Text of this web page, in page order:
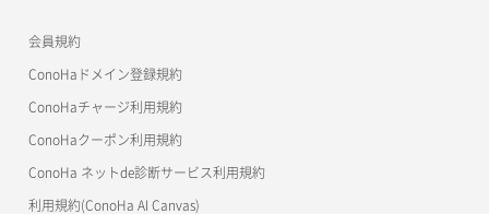
サーバープラン詳細取得
サーバーメタデータ取得
サーバーメタデータ更新（ネームタグ変更）
サーバー一覧取得
ネットワーク一覧取得
ネットワーク作成（ローカルネットワーク用）
ネットワーク削除（ローカルネットワーク用）
ネットワーク詳細取得
メンバー追加
リスナー作成
リスナー削除
コンテナ削除
ラージオブジェクトアップロード(DLO)
ConoHa for GAME
OpenStack CLI
Terraform
s3cmd
会員規約
ConoHaドメイン登録規約
ConoHaチャージ利用規約
ConoHaクーポン利用規約
ConoHa ネットde診断サービス利用規約
利用規約(ConoHa AI Canvas)